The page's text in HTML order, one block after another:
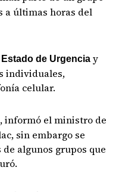
a últimas horas del
Estado de Urgencia y
individuales,
celular.
, informó el ministro de
sin embargo se
algunos grupos que